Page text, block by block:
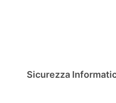
Sicurezza